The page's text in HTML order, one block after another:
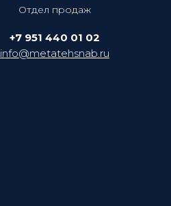
Отдел продаж
+7 951 440 01 02
info@metatehsnab.ru